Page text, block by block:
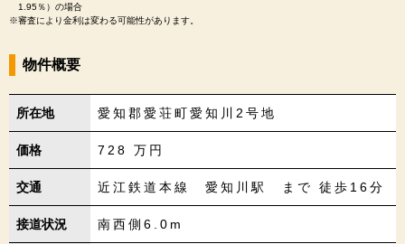
1.95％）の場合
※審査により金利は変わる可能性があります。
物件概要
所在地 愛知郡愛荘町愛知川2号地
価格 728 万円
交通 近江鉄道本線 愛知川駅 まで 徒歩16分
接道状況 南西側6.0m